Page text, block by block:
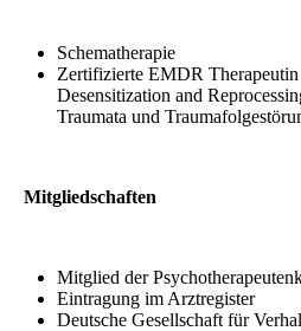
Schematherapie
Zertifizierte EMDR
Desensitization and
Traumata und
Mitgliedschaften
Mitglied der
Eintragung im Arztregister
Deutsche Gesellschaft für